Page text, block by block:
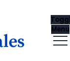
Menu